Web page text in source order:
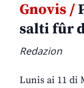
Gnovis /
salti fûr
Redazion
Lunis ai 11 di